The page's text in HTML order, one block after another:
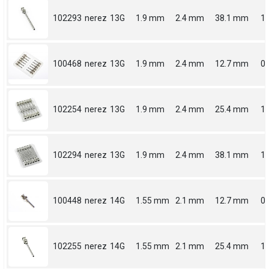
102293 nerez 13G 1.9 mm 2.4 mm 38.1 mm
100468 nerez 13G 1.9 mm 2.4 mm 12.7 mm
102254 nerez 13G 1.9 mm 2.4 mm 25.4 mm 1
102294 nerez 13G 1.9 mm 2.4 mm 38.1 mm
100448 nerez 14G 1.55 mm 2.1 mm 12.7 mm
102255 nerez 14G 1.55 mm 2.1 mm 25.4 mm 1